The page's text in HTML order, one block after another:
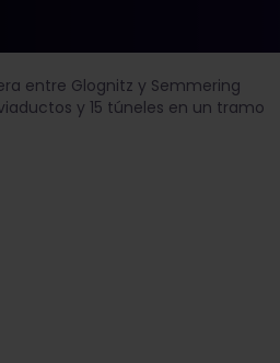
entre Glognitz y Semmering
y 15 túneles en un tramo